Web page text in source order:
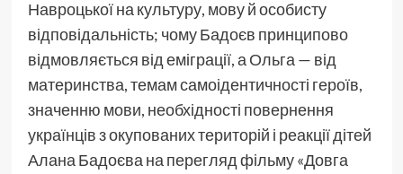
Навроцької на культуру, мову й особисту
відповідальність; чому Бадоєв принципово
відмовляється від еміграції, а Ольга — від
материнства, темам самоідентичності героїв,
значенню мови, необхідності повернення
українців з окупованих територій і реакції дітей
Алана Бадоєва на перегляд фільму «Довга